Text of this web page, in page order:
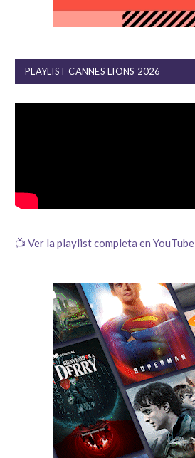
PLAYLIST CANNES LIONS 2026
📺 Ver la playlist completa en YouTube